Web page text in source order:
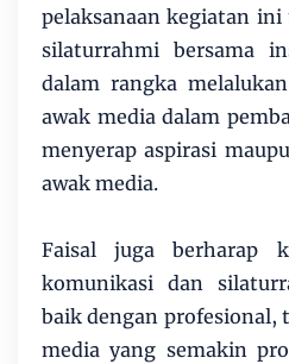
pelaksanaan kegiatan
silaturrahmi bersama
dalam rangka
awak media dalam
menyerap aspirasi
awak media.
Faisal juga berharap
komunikasi dan
baik dengan profesional,
media yang semakin